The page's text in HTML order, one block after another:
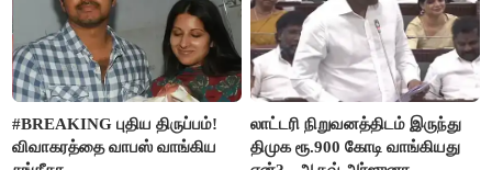
#BREAKING புதிய திருப்பம்!
விவாகரத்தை வாபஸ் வாங்கிய
லாட்டரி நிறுவனத்திடம் இருந்து
திமுக ரூ.900 கோடி வாங்கியது